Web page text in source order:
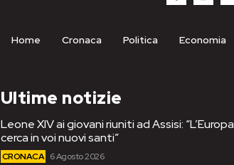
Home Cronaca Politica Economia
Ultime notizie
Leone XIV ai giovani riuniti ad Assisi: “L’Europa
cerca in voi nuovi santi”
CRONACA 6 Agosto 2026